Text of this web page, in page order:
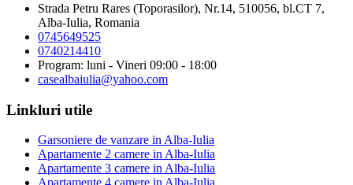
Strada Petru Rares (Toporasilor), Nr.14, 510056, bl.CT 7,
Alba-Iulia, Romania
0745649525
0740214410
Program: luni - Vineri 09:00 - 18:00
casealbaiulia@yahoo.com
Linkluri utile
Garsoniere de vanzare in Alba-Iulia
Apartamente 2 camere in Alba-Iulia
Apartamente 3 camere in Alba-Iulia